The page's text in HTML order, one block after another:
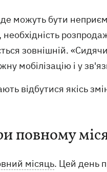
можуть бути
зовнішній.
мобілізацію і у
відбутися якісь
повному
місяць. Цей день